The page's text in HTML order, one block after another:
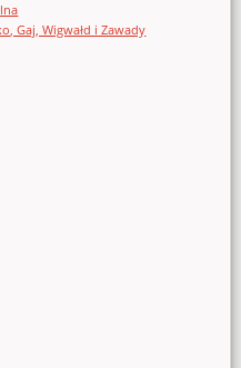
Gaj, Wigwałd i Zawady